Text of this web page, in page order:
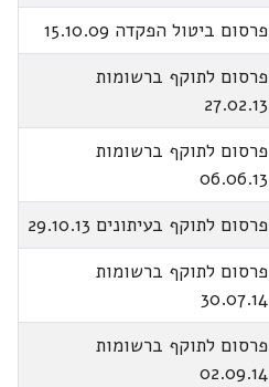
פרסום ביטול הפקדה 15.10.09
פרסום לתוקף ברשומות
27.02.13
פרסום לתוקף ברשומות
06.06.13
פרסום לתוקף בעיתונים 29.10.13
פרסום לתוקף ברשומות
30.07.14
פרסום לתוקף ברשומות
02.09.14